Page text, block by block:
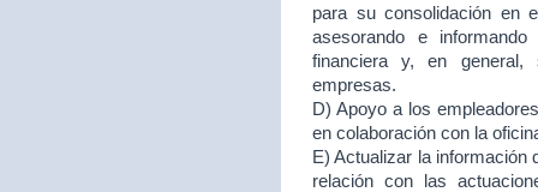
para su consolidación en
asesorando e
financiera y, en
empresas.
D) Apoyo a los
en colaboración con la
E) Actualizar la información
relación con las